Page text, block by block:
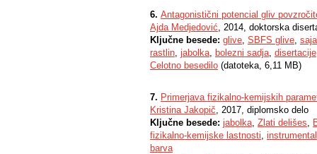
6. Antagonistični potencial gliv
Ajda Medjedović, 2014, doktorska
Ključne besede: glive, SBFS glive,
rastlin, jabolka, bolezni sadja, disertacije
Celotno besedilo (datoteka, 6,11 MB)
7. Primerjava fizikalno-kemijskih
Kristina Jakopič, 2017, diplomsko delo
Ključne besede: jabolka, Zlati delišes,
fizikalno-kemijske lastnosti,
barva